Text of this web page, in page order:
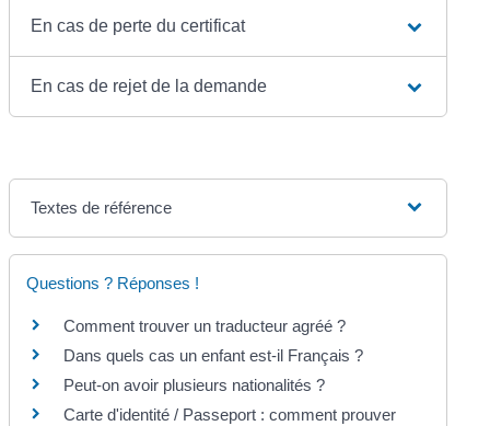
En cas de perte du certificat
En cas de rejet de la demande
Textes de référence
Questions ? Réponses !
Comment trouver un traducteur agréé ?
Dans quels cas un enfant est-il Français ?
Peut-on avoir plusieurs nationalités ?
Carte d'identité / Passeport : comment prouver